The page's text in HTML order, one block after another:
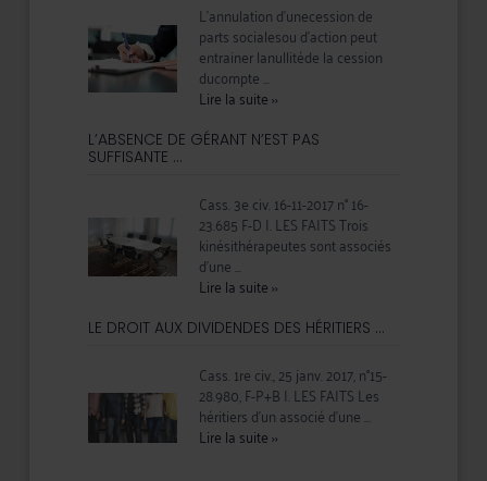
L’annulation d’unecession de
parts socialesou d’action peut
entrainer lanullitéde la cession
ducompte ...
Lire la suite››
L’ABSENCE DE GÉRANT N’EST PAS
SUFFISANTE ...
Cass. 3e civ. 16-11-2017 n° 16-
23.685 F-D I. LES FAITS Trois
kinésithérapeutes sont associés
d’une ...
Lire la suite››
LE DROIT AUX DIVIDENDES DES HÉRITIERS ...
Cass. 1re civ., 25 janv. 2017, n°15-
28.980, F-P+B I. LES FAITS Les
héritiers d’un associé d’une ...
Lire la suite››